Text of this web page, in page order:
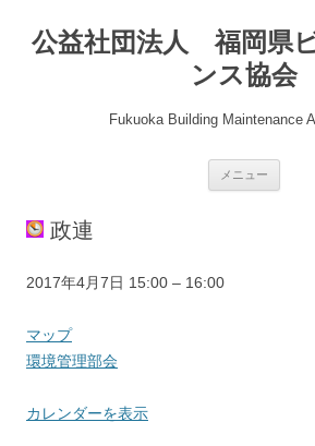
公益社団法人 福岡県
ンス協会
Fukuoka Building Maintenance
メニュー
政連
環
管
理
会
2017年4月7日 15:00 – 16:00
マップ県
協
会
環境管理部会
カレンダーを表示